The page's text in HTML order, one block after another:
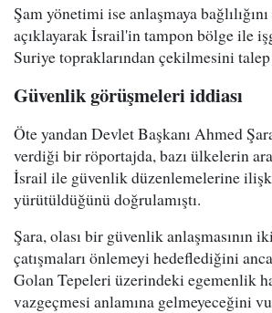
Şam yönetimi ise anlaşmaya
açıklayarak İsrail'in tampon bölge ile
Suriye topraklarından çekilmesini
Güvenlik görüşmeleri iddiası
Öte yandan Devlet Başkanı Ahmed
verdiği bir röportajda, bazı ülkelerin
İsrail ile güvenlik düzenlemelerine
yürütüldüğünü doğrulamıştı.
Şara, olası bir güvenlik anlaşmasının
çatışmaları önlemeyi hedeflediğini
Golan Tepeleri üzerindeki egemenlik
vazgeçmesi anlamına gelmeyeceğini